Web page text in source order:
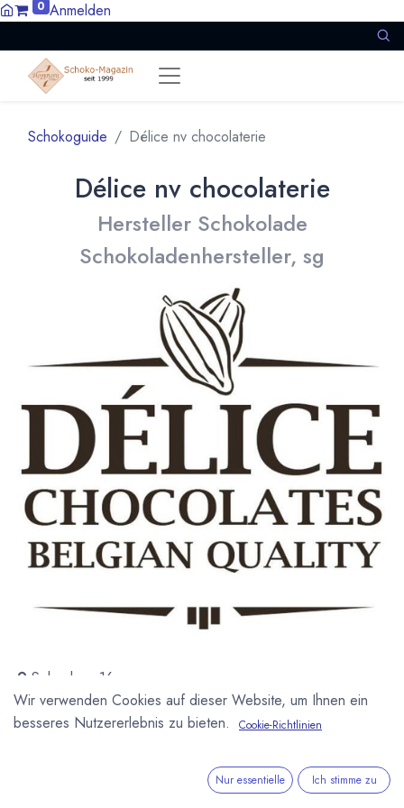
0 Anmelden
Schokoguide Délice nv chocolaterie
Délice nv chocolaterie
Hersteller Schokolade
Schokoladenhersteller, sg
Solvaylaan 16
8400 Oostende
Belgien
http://www.delice-chocolaterie.be/
Wir verwenden Cookies auf dieser Website, um Ihnen ein
besseres Nutzererlebnis zu bieten.
Cookie-Richtlinien
Nur essentielle Ich stimme zu